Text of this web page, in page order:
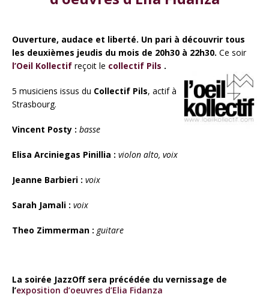
Ouverture, audace et liberté. Un pari à découvrir tous
les deuxièmes jeudis du mois de 20h30 à 22h30. Ce soir
l’Oeil Kollectif reçoit le collectif Pils .
5 musiciens issus du Collectif Pils, actif à
Strasbourg.
Vincent Posty : basse
Elisa Arciniegas Pinillia : violon alto, voix
Jeanne Barbieri : voix
Sarah Jamali : voix
Theo Zimmerman : guitare
La soirée JazzOff sera précédée du vernissage de
l’exposition d’oeuvres d’Elia Fidanza